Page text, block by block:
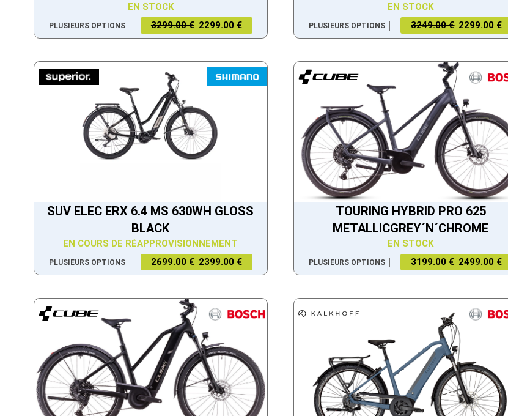
EN STOCK
PLUSIEURS OPTIONS 3299.00 € 2299.00 €
EN STOCK
PLUSIEURS OPTIONS 3249.00 € 2299.00 €
SUV ELEC ERX 6.4 MS 630WH GLOSS
BLACK
EN COURS DE RÉAPPROVISIONNEMENT
PLUSIEURS OPTIONS 2699.00 € 2399.00 €
TOURING HYBRID PRO 625
METALLICGREY´N´CHROME
EN STOCK
PLUSIEURS OPTIONS 3199.00 € 2499.00 €